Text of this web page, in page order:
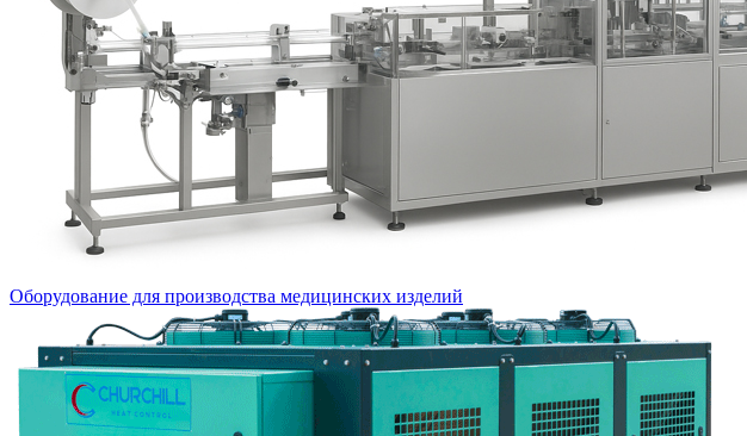
Оборудование для производства медицинских изделий